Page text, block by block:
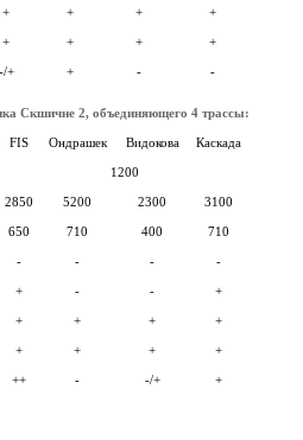
+ + + +
+ + + +
-/+ + - -
Скшичне 2, объединяющего 4 трассы:
FIS Ондрашек Видокова Каскада
1200
2850 5200 2300 3100
650 710 400 710
- - - -
+ - - +
+ + + +
+ + + +
++ - -/+ +